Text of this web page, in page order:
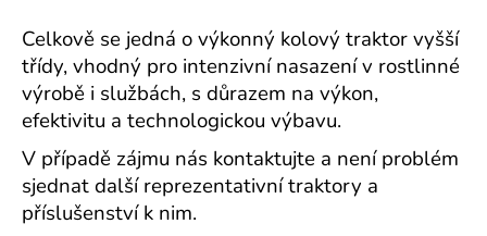
Celkově se jedná o výkonný kolový traktor vyšší
třídy, vhodný pro intenzivní nasazení v rostlinné
výrobě i službách, s důrazem na výkon,
efektivitu a technologickou výbavu.
V případě zájmu nás kontaktujte a není problém
sjednat další reprezentativní traktory a
příslušenství k nim.